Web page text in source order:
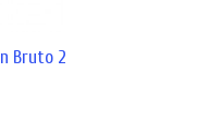
Bruto 2